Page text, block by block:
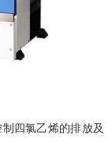
四氯乙烯的排放及